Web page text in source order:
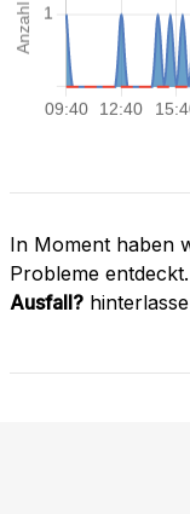
In Moment haben
Probleme entdeckt.
Ausfall?